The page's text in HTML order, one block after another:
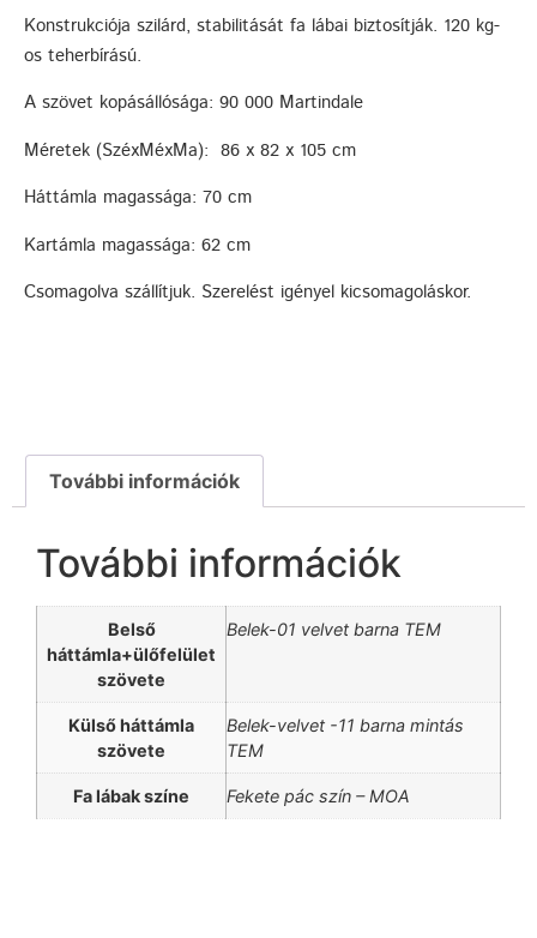
Konstrukciója szilárd, stabilitását fa lábai biztosítják. 120 kg-
os teherbírású.
A szövet kopásállósága: 90 000 Martindale
Méretek (SzéxMéxMa): 86 x 82 x 105 cm
Háttámla magassága: 70 cm
Kartámla magassága: 62 cm
Csomagolva szállítjuk. Szerelést igényel kicsomagoláskor.
További információk
További információk
Belső
háttámla+ülőfelület
szövete
Belek-01 velvet barna TEM
Külső háttámla
szövete
Belek-velvet -11 barna mintás
TEM
Fa lábak színe Fekete pác szín – MOA